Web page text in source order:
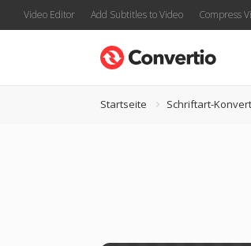
Video Editor Add Subtitles to Video Compress
Startseite Schriftart-